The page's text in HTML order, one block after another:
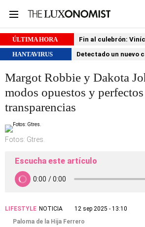
ÚLTIMA HORA
Fin al culebrón:
HANTAVIRUS
Detectado un nuevo
Margot Robbie y Dakota
modos opuestos y
transparencias
Fotos: Gtres.
Escucha este artículo
LIFESTYLE NOTICIA
12 sep 2025 - 13:10
Paloma de la Hija Ferrero